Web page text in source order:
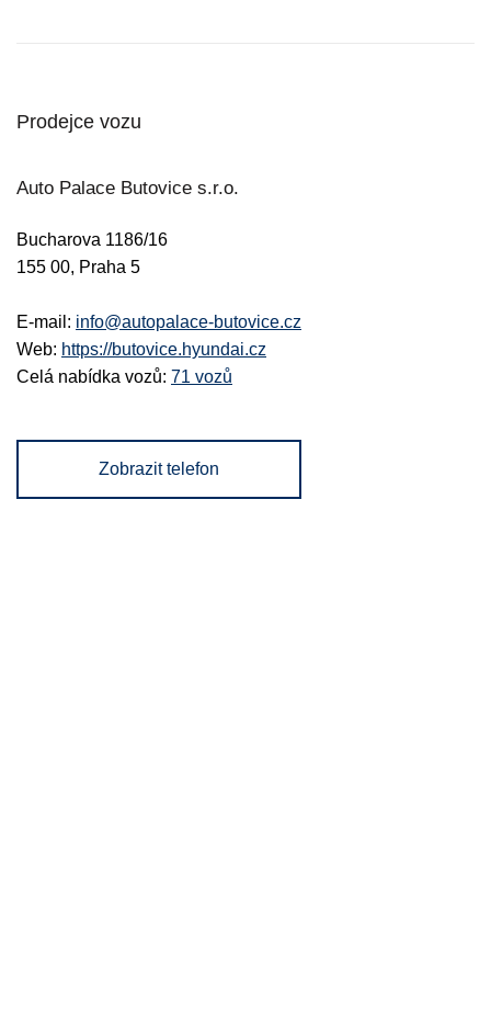
Prodejce vozu
Auto Palace Butovice s.r.o.
Bucharova 1186/16
155 00, Praha 5
E-mail: info@autopalace-butovice.cz
Web: https://butovice.hyundai.cz
Celá nabídka vozů: 71 vozů
Zobrazit telefon